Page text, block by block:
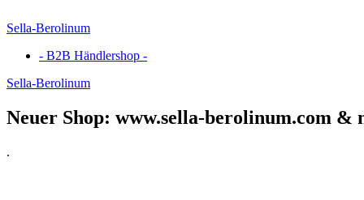
Sella-Berolinum
- B2B Händlershop -
Sella-Berolinum
Neuer Shop: www.sella-berolinum.com &
.